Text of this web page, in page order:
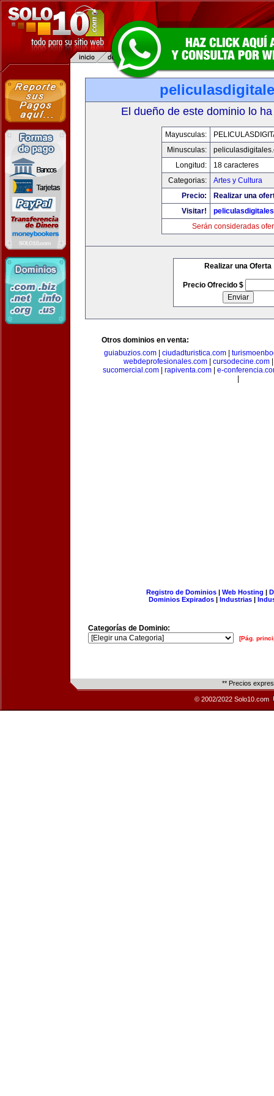
El dueño de este dominio lo
Mayusculas:
Minusculas:
Longitud:
18 caracteres
Categorias:
Artes y Cultura
Precio:
Realizar una
Visitar!
Serán consideradas
Realizar una Oferta
Precio Ofrecido $
Otros dominios en venta:
guiabuzios.com| ciudadturistica.com|
webdeprofesionales.com| cursodecine.com
sucomercial.com
rapiventa.com
e-
Registro de Dominios| Web Hosting |
Dominios Expirados | Industrias |
Categorías de Dominio:
[Pág.
** Precios
© 2002/2022 Solo10.com